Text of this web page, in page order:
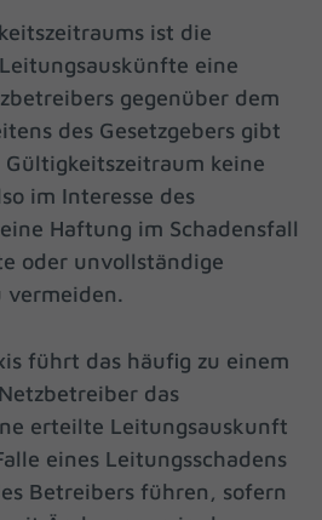
ist die
eine
gegenüber dem
des Gesetzgebers gibt
keine
im Interesse des
Haftung im Schadensfall
oder unvollständige
vermeiden.
führt das häufig zu einem
das
erteilte Leitungsauskunft
eines Leitungsschadens
Betreibers führen, sofern